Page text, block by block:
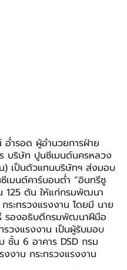
ำรอด ผู้อำนวยการฝ่าย
บริษัท ปูนซีเมนต์นครหลวง
) เป็นตัวแทนบริษัทฯ ส่งมอบ
มนต์คาร์บอนต่ำ “อินทรีซู
125 ตัน ให้แก่กรมพัฒนา
ระทรวงแรงงาน โดยมี นาย
รองอธิบดีกรมพัฒนาฝีมือ
รวงแรงงาน เป็นผู้รับมอบ
ชั้น 6 อาคาร DSD กรม
งาน กระทรวงแรงงาน